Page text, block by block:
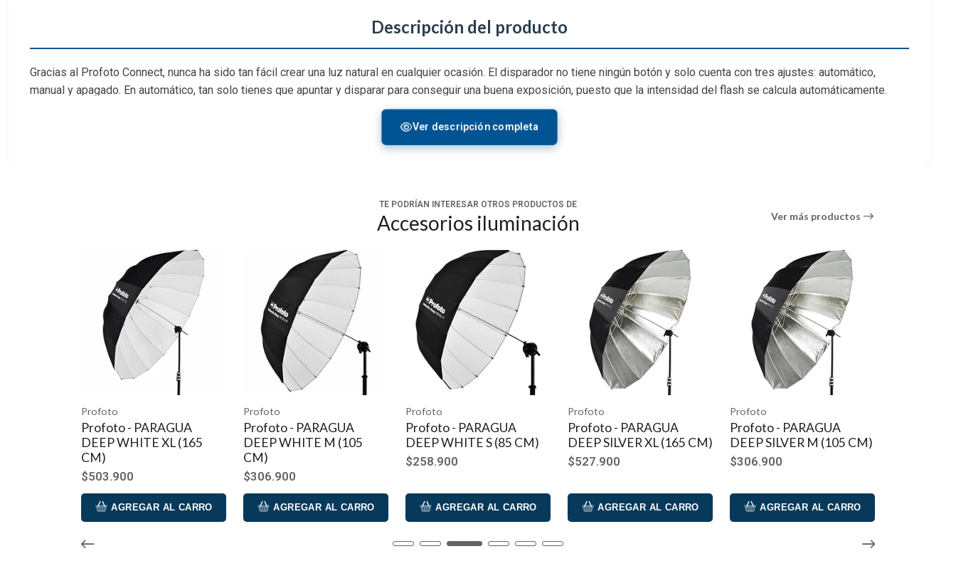
Descripción del producto
Gracias al Profoto Connect, nunca ha sido tan fácil crear una luz natural en cualquier ocasión. El disparador no tiene ningún botón y solo cuenta con tres ajustes: automático,
manual y apagado. En automático, tan solo tienes que apuntar y disparar para conseguir una buena exposición, puesto que la intensidad del flash se calcula automáticamente.
Cambia al modo manual para ajustar la intensidad y obtener un control incluso mayor, ya sea manualmente o a través de la app de Profoto. Esta es la principal razón por la que
Profoto Connnect es el disparador perfecto para empezar y evolucionar. Independientemente de que seas un experto en luz creada o estés adentrándote en este mundo, ahora
podrás conseguir una hermosa luz natural cuando quieras y que se adapte a tus necesidades.
El pack de Profoto Connect incluye el disparador Profoto Connect, un cable para cargarlo (de USB-C a USB-A) y una funda protectora.
Características
Disparador sin botones para todos los flashes AirTTL de Profoto
Acóplalo a la zapata de tu cámara para conectar de forma inalámbrica la cámara y el flash
Tres ajustes: Automático, manual y apagado. Modo automático: Apunta y dispara con intensidad del flash automática. Modo manual: Cambia los ajustes del flash.
Pequeño, ligero y con un diseño minimalista
Conectividad inteligente con la app de Profoto (compatible con iPhone 7 y versiones posteriores)
Batería LiPo recargable integrada (30 h de autonomía)
Ver descripción completa
TE PODRÍAN INTERESAR OTROS PRODUCTOS DE
Accesorios iluminación Ver más productos
Profoto
Profoto - PARAGUA
DEEP WHITE XL (165
CM)
$503.900
AGREGAR AL CARRO
Profoto
Profoto - PARAGUA
DEEP WHITE M (105
CM)
$306.900
AGREGAR AL CARRO
Profoto
Profoto - PARAGUA
DEEP WHITE S (85 CM)
$258.900
AGREGAR AL CARRO
Profoto
Profoto - PARAGUA
DEEP SILVER XL (165 CM)
$527.900
AGREGAR AL CARRO
Profoto
Profoto - PARAGUA
DEEP SILVER M (105 CM)
$306.900
AGREGAR AL CARRO